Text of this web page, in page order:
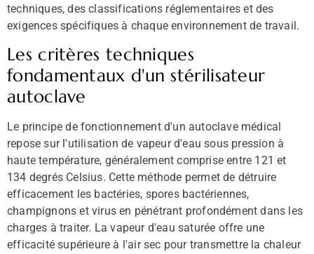
techniques, des classifications réglementaires et des
exigences spécifiques à chaque environnement de travail.
Les critères techniques
fondamentaux d'un stérilisateur
autoclave
Le principe de fonctionnement d'un autoclave médical
repose sur l'utilisation de vapeur d'eau sous pression à
haute température, généralement comprise entre 121 et
134 degrés Celsius. Cette méthode permet de détruire
efficacement les bactéries, spores bactériennes,
champignons et virus en pénétrant profondément dans les
charges à traiter. La vapeur d'eau saturée offre une
efficacité supérieure à l'air sec pour transmettre la chaleur